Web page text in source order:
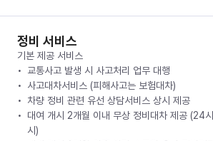
정비 서비스
기본 제공 서비스
교통사고 발생 시 사고처리 업무 대행
사고대차서비스 (피해사고는 보험대차)
차량 정비 관련 유선 상담서비스 상시 제공
대여 개시 2개월 이내 무상 정비대차 제공 (24
시)